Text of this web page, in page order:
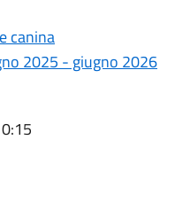
canina
2025 - giugno 2026